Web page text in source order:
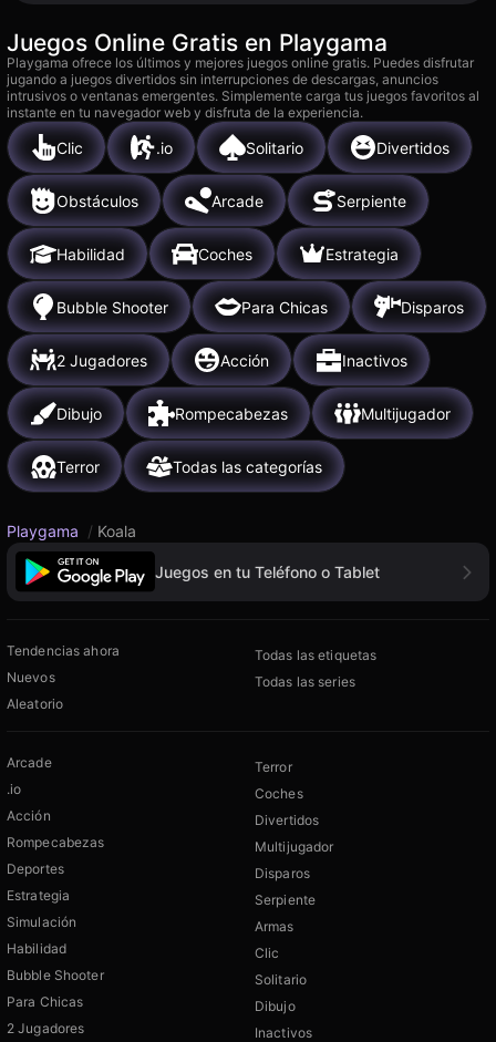
Juegos Online Gratis en Playgama
Playgama ofrece los últimos y mejores juegos online gratis. Puedes disfrutar
jugando a juegos divertidos sin interrupciones de descargas, anuncios
intrusivos o ventanas emergentes. Simplemente carga tus juegos favoritos al
instante en tu navegador web y disfruta de la experiencia.
Clic .io Solitario Divertidos
Obstáculos Arcade Serpiente
Habilidad Coches Estrategia
Bubble Shooter Para Chicas Disparos
2 Jugadores Acción Inactivos
Dibujo Rompecabezas Multijugador
Terror Todas las categorías
Playgama / Koala
Juegos en tu Teléfono o Tablet
Tendencias ahora
Nuevos
Aleatorio
Todas las etiquetas
Todas las series
Arcade
.io
Acción
Rompecabezas
Deportes
Estrategia
Simulación
Habilidad
Bubble Shooter
Para Chicas
2 Jugadores
Terror
Coches
Divertidos
Multijugador
Disparos
Serpiente
Armas
Clic
Solitario
Dibujo
Inactivos